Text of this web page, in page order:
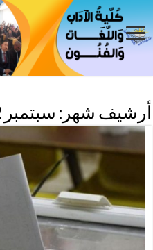
أرشيف شهر: سبتمبر 2022